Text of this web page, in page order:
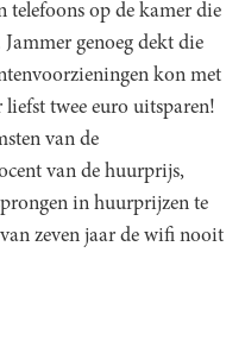
telefoons op de kamer die
genoeg dekt die
kon met
liefst twee euro uitsparen!
van de
van de huurprijs,
in huurprijzen te
zeven jaar de wifi nooit